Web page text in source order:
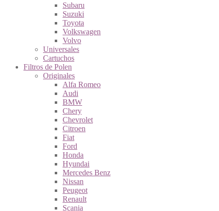
Subaru
Suzuki
Toyota
Volkswagen
Volvo
Universales
Cartuchos
Filtros de Polen
Originales
Alfa Romeo
Audi
BMW
Chery
Chevrolet
Citroen
Fiat
Ford
Honda
Hyundai
Mercedes Benz
Nissan
Peugeot
Renault
Scania